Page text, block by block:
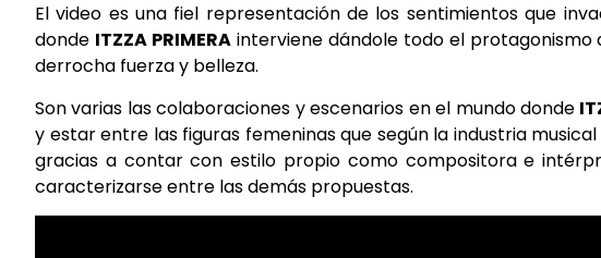
El video es una fiel representación de los sentimientos que
donde ITZZA PRIMERAinterviene dándole todo el
derrocha fuerza y belleza.
Son varias las colaboraciones y escenarios en el mundo donde
y estar entre las figuras femeninas que según la industria
gracias a contar con estilo propio como compositora e
caracterizarse entre las demás propuestas.